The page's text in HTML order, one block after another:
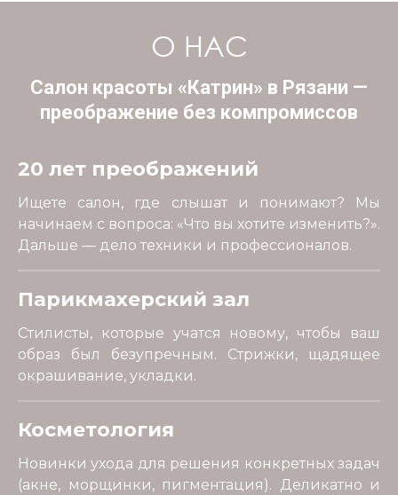
О НАС
Салон красоты «Катрин» в Рязани —
преображение без компромиссов
20 лет преображений
Ищете салон, где слышат и понимают? Мы
начинаем с вопроса: «Что вы хотите изменить?».
Дальше — дело техники и профессионалов.
Парикмахерский зал
Стилисты, которые учатся новому, чтобы ваш
образ был безупречным. Стрижки, щадящее
окрашивание, укладки.
Косметология
Новинки ухода для решения конкретных задач
(акне, морщинки, пигментация). Деликатно и